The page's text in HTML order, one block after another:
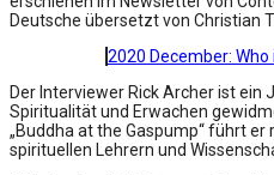
Deutsche übersetzt von Christian
2020 December: Who
Der Interviewer Rick Archer ist ein
Spiritualität und Erwachen
„Buddha at the Gaspump“ führt
spirituellen Lehrern und